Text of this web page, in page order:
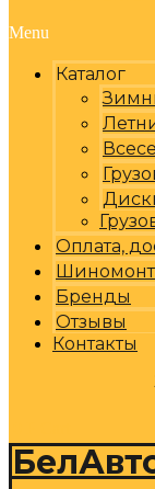
Menu
Каталог
Оплата,
Бренды
Отзывы
Контакты